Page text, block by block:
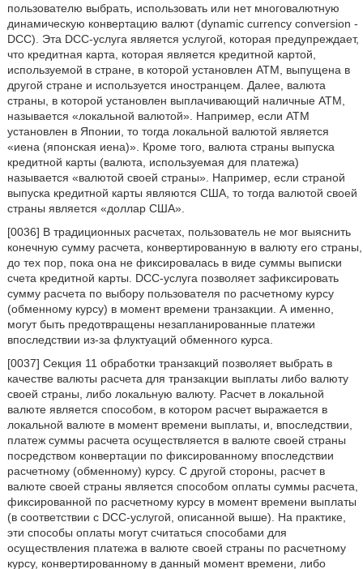
пользователю выбрать, использовать или нет многовалютную
динамическую конвертацию валют (dynamic currency conversion -
DCC). Эта DCC-услуга является услугой, которая предупреждает,
что кредитная карта, которая является кредитной картой,
используемой в стране, в которой установлен ATM, выпущена в
другой стране и используется иностранцем. Далее, валюта
страны, в которой установлен выплачивающий наличные ATM,
называется «локальной валютой». Например, если ATM
установлен в Японии, то тогда локальной валютой является
«иена (японская иена)». Кроме того, валюта страны выпуска
кредитной карты (валюта, используемая для платежа)
называется «валютой своей страны». Например, если страной
выпуска кредитной карты являются США, то тогда валютой своей
страны является «доллар США».
[0036] В традиционных расчетах, пользователь не мог выяснить
конечную сумму расчета, конвертированную в валюту его страны,
до тех пор, пока она не фиксировалась в виде суммы выписки
счета кредитной карты. DCC-услуга позволяет зафиксировать
сумму расчета по выбору пользователя по расчетному курсу
(обменному курсу) в момент времени транзакции. А именно,
могут быть предотвращены незапланированные платежи
впоследствии из-за флуктуаций обменного курса.
[0037] Секция 11 обработки транзакций позволяет выбрать в
качестве валюты расчета для транзакции выплаты либо валюту
своей страны, либо локальную валюту. Расчет в локальной
валюте является способом, в котором расчет выражается в
локальной валюте в момент времени выплаты, и, впоследствии,
платеж суммы расчета осуществляется в валюте своей страны
посредством конвертации по фиксированному впоследствии
расчетному (обменному) курсу. С другой стороны, расчет в
валюте своей страны является способом оплаты суммы расчета,
фиксированной по расчетному курсу в момент времени выплаты
(в соответствии с DCC-услугой, описанной выше). На практике,
эти способы оплаты могут считаться способами для
осуществления платежа в валюте своей страны по расчетному
курсу, конвертированному в данный момент времени, либо